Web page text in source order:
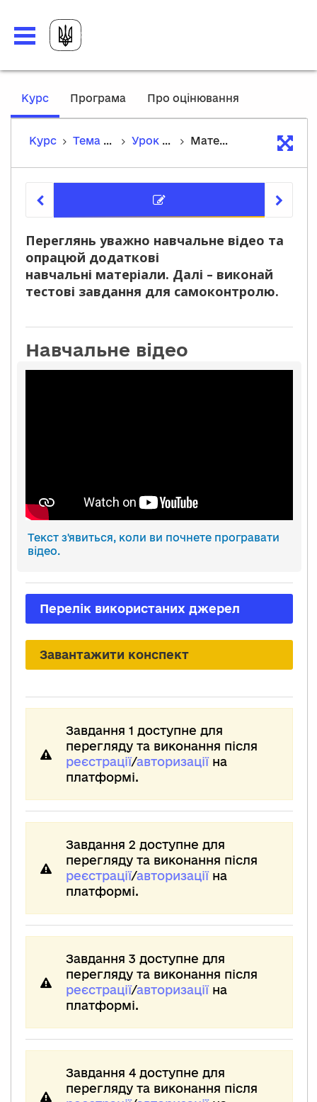
Курс,
Програма Про оцінювання
Курс Тема 1. Перші середньовічні держави Урок 3. Становлення середньовічної Європи Матеріали уроку
Переглянь уважно навчальне відео та
опрацюй додаткові
навчальні матеріали. Далі – виконай
тестові завдання для самоконтролю.
Навчальне відео
Текст з'явиться, коли ви почнете програвати
відео.
Перелік використаних джерел
Завантажити конспект
Завдання 1 доступне для
перегляду та виконання після
реєстрації/авторизаціїна
платформі.
Завдання 2 доступне для
перегляду та виконання після
реєстрації/авторизаціїна
платформі.
Завдання 3 доступне для
перегляду та виконання після
реєстрації/авторизаціїна
платформі.
Завдання 4 доступне для
перегляду та виконання після